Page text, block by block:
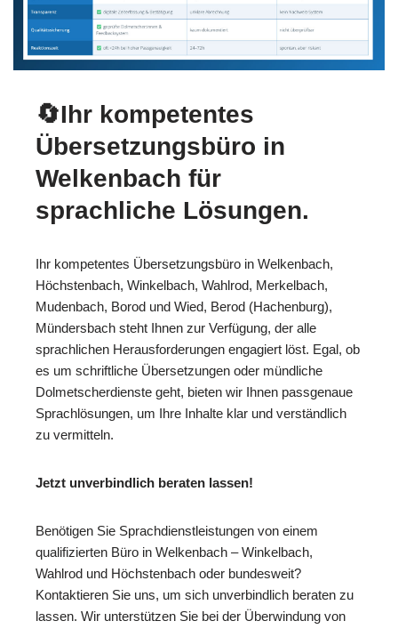
🔄Ihr kompetentes
Übersetzungsbüro in
Welkenbach für
sprachliche Lösungen.
Ihr kompetentes Übersetzungsbüro in Welkenbach,
Höchstenbach, Winkelbach, Wahlrod, Merkelbach,
Mudenbach, Borod und Wied, Berod (Hachenburg),
Mündersbach steht Ihnen zur Verfügung, der alle
sprachlichen Herausforderungen engagiert löst. Egal, ob
es um schriftliche Übersetzungen oder mündliche
Dolmetscherdienste geht, bieten wir Ihnen passgenaue
Sprachlösungen, um Ihre Inhalte klar und verständlich
zu vermitteln.
Jetzt unverbindlich beraten lassen!
Benötigen Sie Sprachdienstleistungen von einem
qualifizierten Büro in Welkenbach – Winkelbach,
Wahlrod und Höchstenbach oder bundesweit?
Kontaktieren Sie uns, um sich unverbindlich beraten zu
lassen. Wir unterstützen Sie bei der Überwindung von